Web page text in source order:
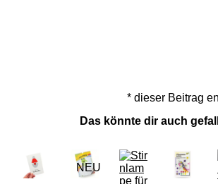
* dieser Beitrag
Das könnte dir auch
NEU